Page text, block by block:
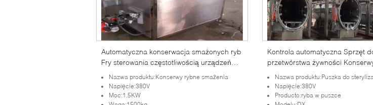
Automatyczna konserwacja smażonych ryb
Fry sterowania częstotliwością urządzeń
wodnych
Nazwa produktu:Konserwy rybne smażenia
Napięcie:380V
Moc:1.5KW
Kontrola automatyczna Sprzęt
przetwórstwa żywności
sterylizacji
Nazwa produktu:Puszka do
Napięcie:380V
Producto:ryba w puszce